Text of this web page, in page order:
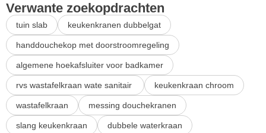
Verwante zoekopdrachten
tuin slab keukenkranen dubbelgat
handdouchekop met doorstroomregeling
algemene hoekafsluiter voor badkamer
rvs wastafelkraan wate sanitair keukenkraan chroom
wastafelkraan messing douchekranen
slang keukenkraan dubbele waterkraan